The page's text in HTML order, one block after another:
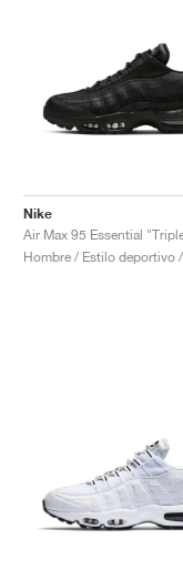
Nike
Air Max 95 Essential
Hombre / Estilo deportivo